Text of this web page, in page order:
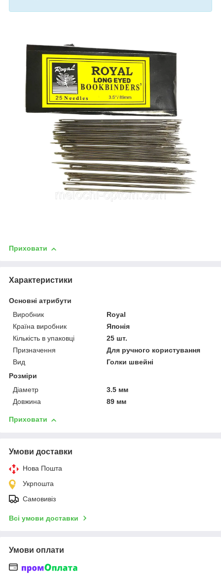
Приховати
Характеристики
Основні атрибути
Виробник
Royal
Країна виробник
Японія
Кількість в упаковці
25 шт.
Призначення
Для ручного користування
Вид
Голки швейні
Розміри
Діаметр
3.5 мм
Довжина
89 мм
Приховати
Умови доставки
Нова Пошта
Укрпошта
Самовивіз
Всі умови доставки
Умови оплати